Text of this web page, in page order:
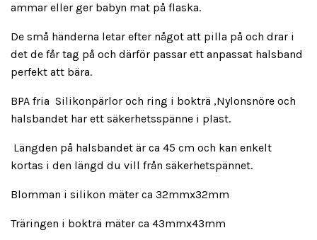
ammar eller ger babyn mat på flaska.
De små händerna letar efter något att pilla på och drar i
det de får tag på och därför passar ett anpassat halsband
perfekt att bära.
BPA fria Silikonpärlor och ring i bokträ ,Nylonsnöre och
halsbandet har ett säkerhetsspänne i plast.
Längden på halsbandet är ca 45 cm och kan enkelt
kortas i den längd du vill från säkerhetspännet.
Blomman i silikon mäter ca 32mmx32mm
Träringen i bokträ mäter ca 43mmx43mm